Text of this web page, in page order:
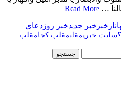
…
Read More
از خبر خبر جدیدخبر روز دعای
سایت خبریمقلبمقلب کجامقلب